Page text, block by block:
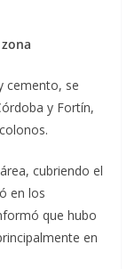
cemento, se
y Fortín,
cubriendo el
en los
que hubo
en